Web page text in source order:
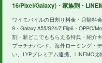
16/Pixel/Galaxy)・家族割・
ワイモバイルの日割り料金・月額料
9・Galaxy A55/S24/Z Flip6・OPPO/
割・新どこでももらえる特典・紹介
プラチナバンド、海外ローミング・
い、LYPプレミアム連携、LINEMO